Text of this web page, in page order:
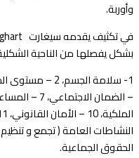
وأوربة.
بشكل يفصلها من الناحية
الحقوق الجماعية.